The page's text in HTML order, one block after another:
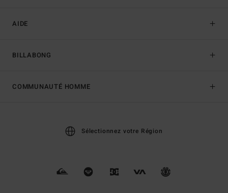
AIDE
BILLABONG
COMMUNAUTÉ HOMME
Sélectionnez votre Région